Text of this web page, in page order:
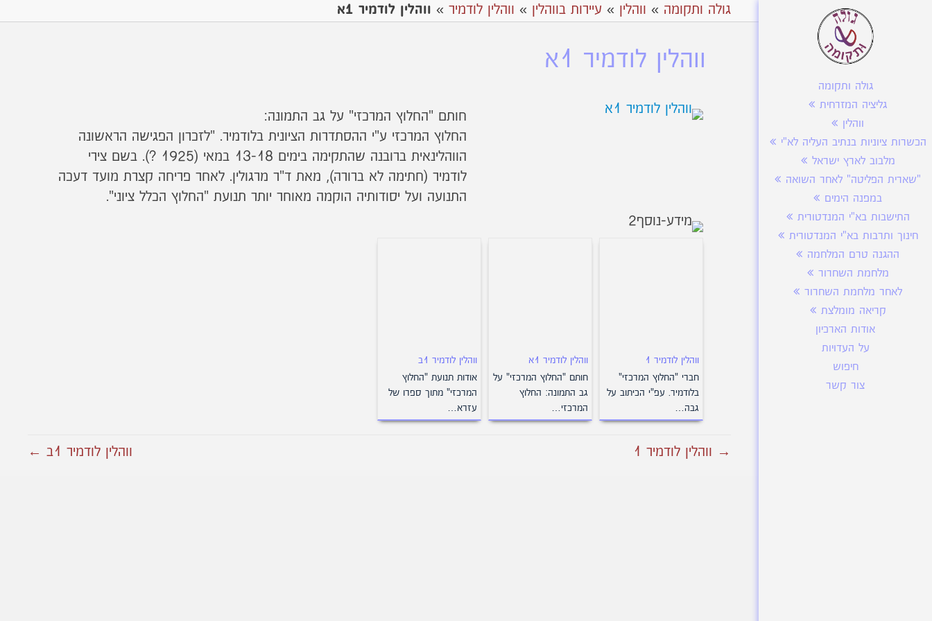
גולה ותקומה
גליציה המזרחית
ווהלין
הכשרות ציוניות בנתיב העליה לא"י
מלבוב לארץ ישראל
"שארית הפליטה" לאחר השואה
במפנה הימים
התישבות בא"י המנדטורית
חינוך ותרבות בא"י המנדטורית
ההגנה טרם המלחמה
מלחמת השחרור
לאחר מלחמת השחרור
קריאה מומלצת
אודות הארכיון
על העדויות
חיפוש
צור קשר
גולה ותקומה » ווהלין » עיירות בווהלין » ווהלין לודמיר » ווהלין לודמיר 1א
ווהלין לודמיר 1א
חותם "החלוץ המרכזי" על גב התמונה:
החלוץ המרכזי ע"י ההסתדרות הציונית בלודמיר. "לזכרון הפגישה הראשונה
הווהלינאית ברובנה שהתקימה בימים 13-18 במאי (1925 ?). בשם צירי
לודמיר (חתימה לא ברורה), מאת ד"ר מרגולין. לאחר פריחה קצרת מועד דעכה
התנועה ועל יסודותיה הוקמה מאוחר יותר תנועת "החלוץ הכלל ציוני".
ווהלין לודמיר 1
חברי "החלוץ המרכזי"
בלודמיר. עפ"י הכיתוב על
גבה…
ווהלין לודמיר 1א
חותם "החלוץ המרכזי" על
גב התמונה: החלוץ
המרכזי…
ווהלין לודמיר 1ב
אודות תנועת "החלוץ
המרכזי" מתוך ספרו של
עזרא…
→ ווהלין לודמיר 1 ווהלין לודמיר 1ב ←